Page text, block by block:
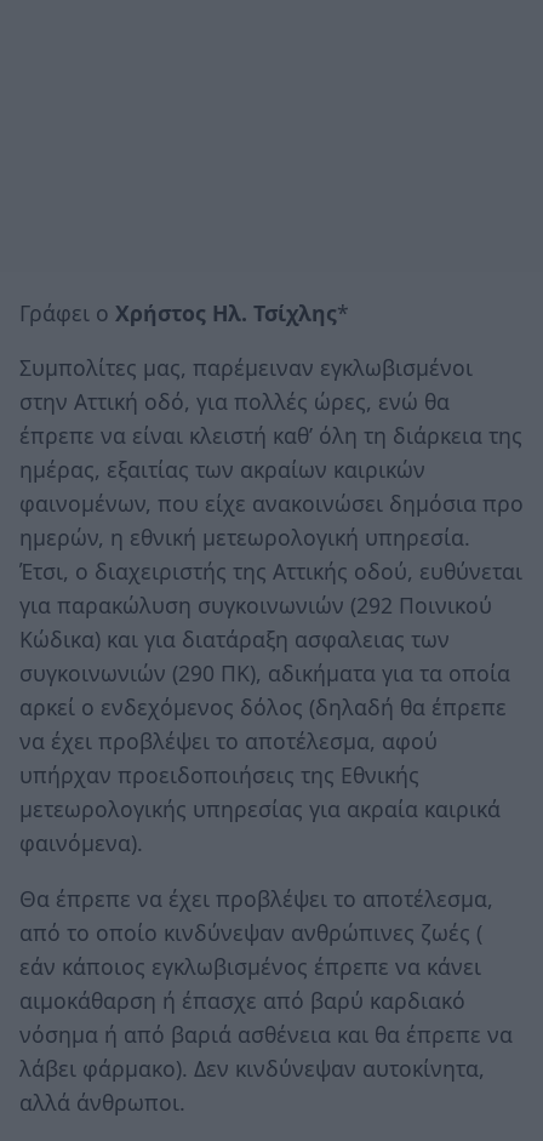
Γράφει ο Χρήστος Ηλ. Τσίχλης*
Συμπολίτες μας, παρέμειναν εγκλωβισμένοι
στην Αττική οδό, για πολλές ώρες, ενώ θα
έπρεπε να είναι κλειστή καθ’ όλη τη διάρκεια της
ημέρας, εξαιτίας των ακραίων καιρικών
φαινομένων, που είχε ανακοινώσει δημόσια προ
ημερών, η εθνική μετεωρολογική υπηρεσία.
Έτσι, ο διαχειριστής της Αττικής οδού, ευθύνεται
για παρακώλυση συγκοινωνιών (292 Ποινικού
Κώδικα) και για διατάραξη ασφαλειας των
συγκοινωνιών (290 ΠΚ), αδικήματα για τα οποία
αρκεί ο ενδεχόμενος δόλος (δηλαδή θα έπρεπε
να έχει προβλέψει το αποτέλεσμα, αφού
υπήρχαν προειδοποιήσεις της Εθνικής
μετεωρολογικής υπηρεσίας για ακραία καιρικά
φαινόμενα).
Θα έπρεπε να έχει προβλέψει το αποτέλεσμα,
από το οποίο κινδύνεψαν ανθρώπινες ζωές (
εάν κάποιος εγκλωβισμένος έπρεπε να κάνει
αιμοκάθαρση ή έπασχε από βαρύ καρδιακό
νόσημα ή από βαριά ασθένεια και θα έπρεπε να
λάβει φάρμακο). Δεν κινδύνεψαν αυτοκίνητα,
αλλά άνθρωποι.